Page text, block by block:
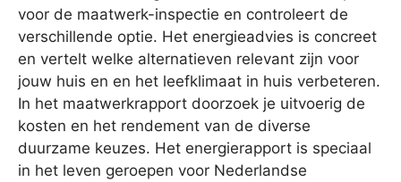
voor de maatwerk-inspectie en controleert de
verschillende optie. Het energieadvies is concreet
en vertelt welke alternatieven relevant zijn voor
jouw huis en en het leefklimaat in huis verbeteren.
In het maatwerkrapport doorzoek je uitvoerig de
kosten en het rendement van de diverse
duurzame keuzes. Het energierapport is speciaal
in het leven geroepen voor Nederlandse